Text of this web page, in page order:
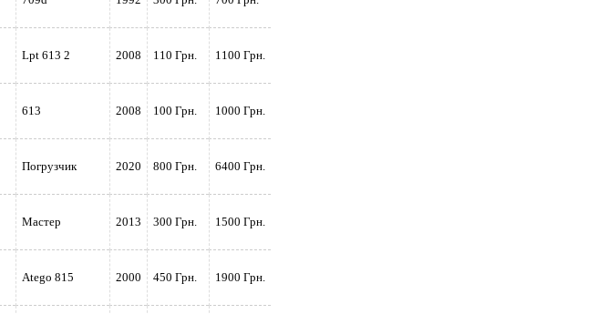
Lpt 613 2 2008 110 Грн. 1100 Грн.
613 2008 100 Грн. 1000 Грн.
Погрузчик 2020 800 Грн. 6400 Грн.
Мастер 2013 300 Грн. 1500 Грн.
Atego 815 2000 450 Грн. 1900 Грн.